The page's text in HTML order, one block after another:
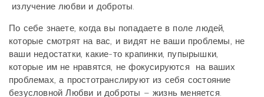
излучение любви и доброты.
По себе знаете, когда вы попадаете в поле людей,
которые смотрят на вас, и видят не ваши проблемы, не
ваши недостатки, какие-то крапинки, пупырышки,
которые им не нравятся, не фокусируются на ваших
проблемах, а простотранслируют из себя состояние
безусловной Любви и доброты – жизнь меняется.